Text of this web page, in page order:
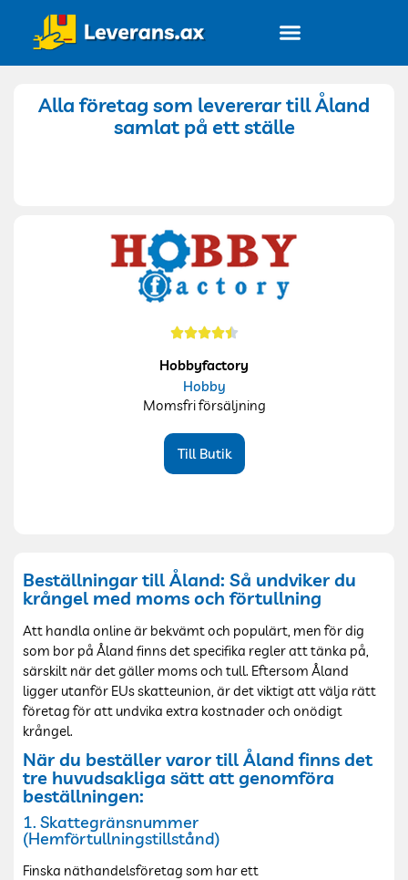
Alla företag som levererar till Åland
samlat på ett ställe
Hobbyfactory
Hobby
Momsfri försäljning
Till Butik
Beställningar till Åland: Så undviker du
krångel med moms och förtullning
Att handla online är bekvämt och populärt, men för dig
som bor på Åland finns det specifika regler att tänka på,
särskilt när det gäller moms och tull. Eftersom Åland
ligger utanför EUs skatteunion, är det viktigt att välja rätt
företag för att undvika extra kostnader och onödigt
krångel.
När du beställer varor till Åland finns det
tre huvudsakliga sätt att genomföra
beställningen:
1. Skattegränsnummer
(Hemförtullningstillstånd)
Finska näthandelsföretag som har ett